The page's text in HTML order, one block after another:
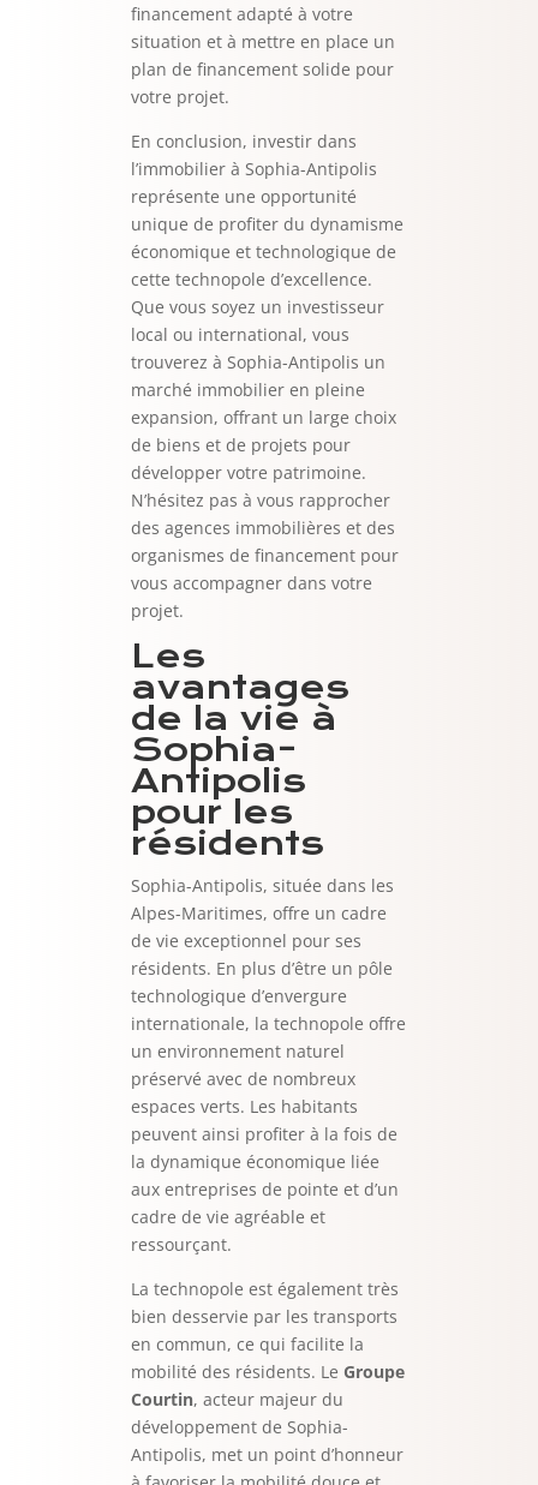
financement adapté à votre
situation et à mettre en place un
plan de financement solide pour
votre projet.
En conclusion, investir dans
l’immobilier à Sophia-Antipolis
représente une opportunité
unique de profiter du dynamisme
économique et technologique de
cette technopole d’excellence.
Que vous soyez un investisseur
local ou international, vous
trouverez à Sophia-Antipolis un
marché immobilier en pleine
expansion, offrant un large choix
de biens et de projets pour
développer votre patrimoine.
N’hésitez pas à vous rapprocher
des agences immobilières et des
organismes de financement pour
vous accompagner dans votre
projet.
Les
avantages
de la vie à
Sophia-
Antipolis
pour les
résidents
Sophia-Antipolis, située dans les
Alpes-Maritimes, offre un cadre
de vie exceptionnel pour ses
résidents. En plus d’être un pôle
technologique d’envergure
internationale, la technopole offre
un environnement naturel
préservé avec de nombreux
espaces verts. Les habitants
peuvent ainsi profiter à la fois de
la dynamique économique liée
aux entreprises de pointe et d’un
cadre de vie agréable et
ressourçant.
La technopole est également très
bien desservie par les transports
en commun, ce qui facilite la
mobilité des résidents. Le Groupe
Courtin, acteur majeur du
développement de Sophia-
Antipolis, met un point d’honneur